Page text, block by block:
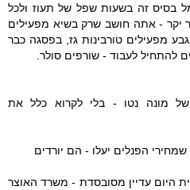
בסיס זה בשעות שפל של תעוז ולכל
יקר - אתה חושב שרק בשיא מפעילים
מפעילים טורבינות גז, בפסגה כבר
להתחיל לעבוד - שורפים סולר.
מונה נטו - בלי לקרוא כלל את
הפנלים יעלו - הם יורדים
היום עדיין מסובסדת - משרד האוצר